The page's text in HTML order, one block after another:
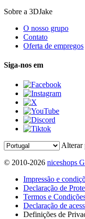
Sobre a 3DJake
O nosso grupo
Contato
Oferta de empregos
Siga-nos em
Alterar
© 2010-2026 niceshops
Impressão e
Declaração de
Termos e
Declaração de
Definições de